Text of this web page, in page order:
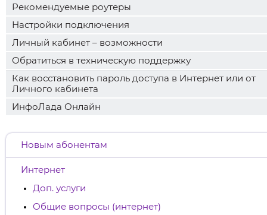
Новым абонентам
Интернет
Доп. услуги
Общие вопросы (интернет)
Рекомендуемые роутеры
Настройки подключения
Личный кабинет – возможности
Обратиться в техническую поддержку
Как восстановить пароль доступа в Интернет или от
Личного кабинета
ИнфоЛада Онлайн